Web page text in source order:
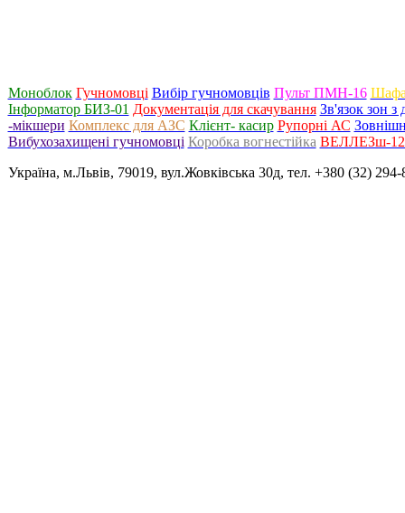
Моноблок Гучномовці Вибір гучномовців Пульт ПМН-16 Шафа
Інформатор БИЗ-01 Документація для скачування Зв'язок зон
-мікшери Комплекс для АЗС Клієнт- касир Рупорні АС
Вибухозахищені гучномовці Коробка вогнестійка ВЕЛЛЕЗш-
Україна, м.Львів, 79019, вул.Жовківська 30д, тел. +380 (32)